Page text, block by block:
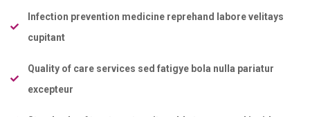
Infection prevention medicine reprehand labore velitays
cupitant
Quality of care services sed fatigye bola nulla pariatur
excepteur